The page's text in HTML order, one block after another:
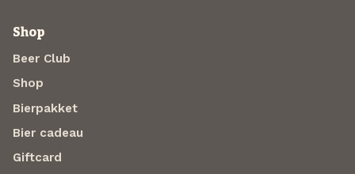
Shop
Beer Club
Shop
Bierpakket
Bier cadeau
Giftcard